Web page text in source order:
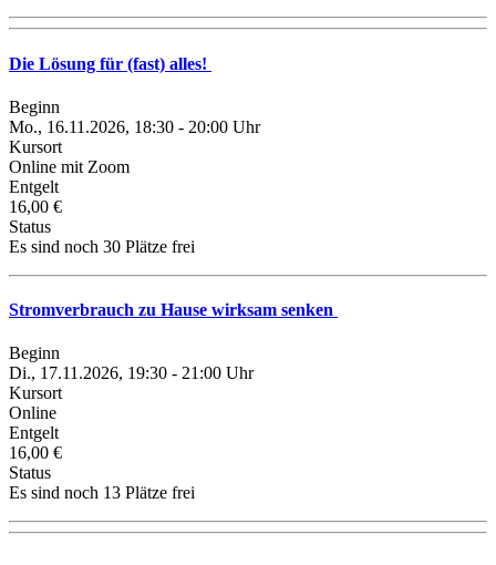
Die Lösung für (fast) alles!
Beginn
Mo., 16.11.2026, 18:30 - 20:00 Uhr
Kursort
Online mit Zoom
Entgelt
16,00 €
Status
Es sind noch 30 Plätze frei
Stromverbrauch zu Hause wirksam senken
Beginn
Di., 17.11.2026, 19:30 - 21:00 Uhr
Kursort
Online
Entgelt
16,00 €
Status
Es sind noch 13 Plätze frei